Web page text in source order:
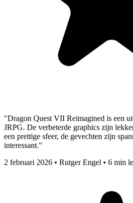
"Dragon Quest VII Reimagined is een
JRPG. De verbeterde graphics zijn
een prettige sfeer, de gevechten zijn
interessant."
2 februari 2026 • Rutger Engel • 6 min